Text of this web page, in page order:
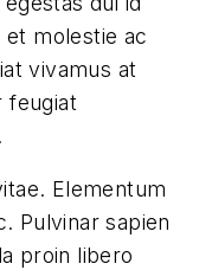
et molestie ac
vivamus at
feugiat
Elementum
Pulvinar sapien
proin libero